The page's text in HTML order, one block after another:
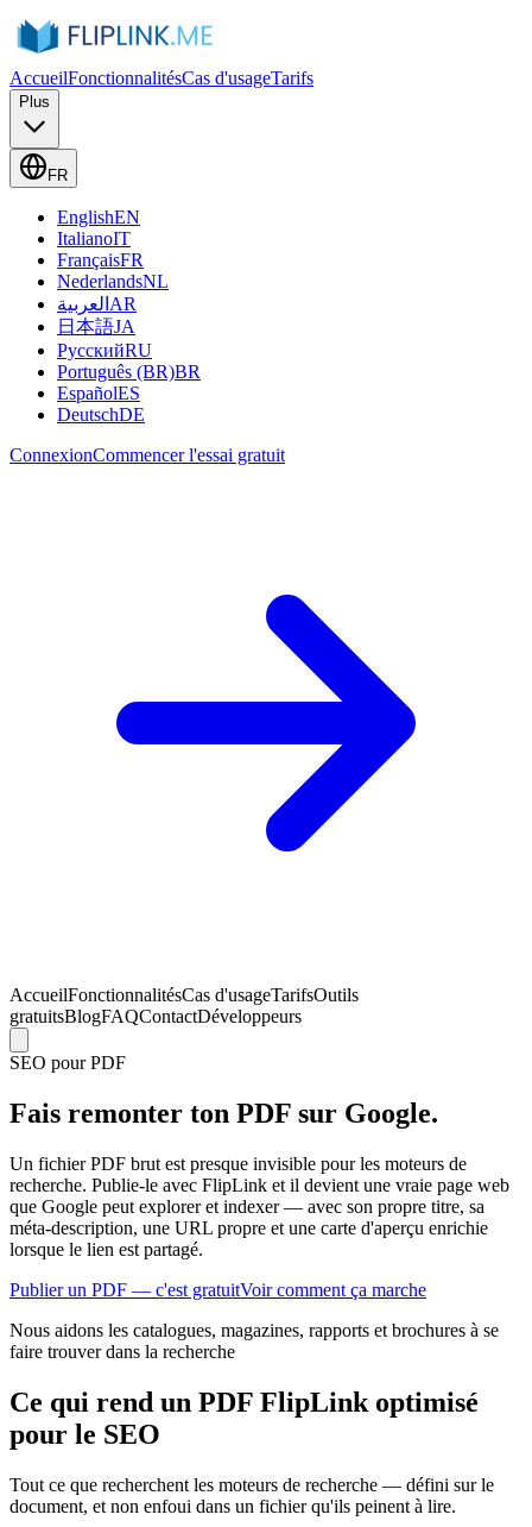
AccueilFonctionnalitésCas d'usageTarifs
Plus
FR
EnglishEN
ItalianoIT
FrançaisFR
NederlandsNL
العربية AR
日本語JA
РусскийRU
Português (BR)BR
EspañolES
DeutschDE
ConnexionCommencer l'essai gratuit
AccueilFonctionnalitésCas d'usageTarifsOutils
gratuitsBlogFAQContactDéveloppeurs
SEO pour PDF
Fais remonter ton PDF sur Google.
Un fichier PDF brut est presque invisible pour les moteurs de
recherche. Publie-le avec FlipLink et il devient une vraie page web
que Google peut explorer et indexer — avec son propre titre, sa
méta-description, une URL propre et une carte d'aperçu enrichie
lorsque le lien est partagé.
Publier un PDF — c'est gratuitVoir comment ça marche
Nous aidons les catalogues, magazines, rapports et brochures à se
faire trouver dans la recherche
Ce qui rend un PDF FlipLink optimisé
pour le SEO
Tout ce que recherchent les moteurs de recherche — défini sur le
document, et non enfoui dans un fichier qu'ils peinent à lire.